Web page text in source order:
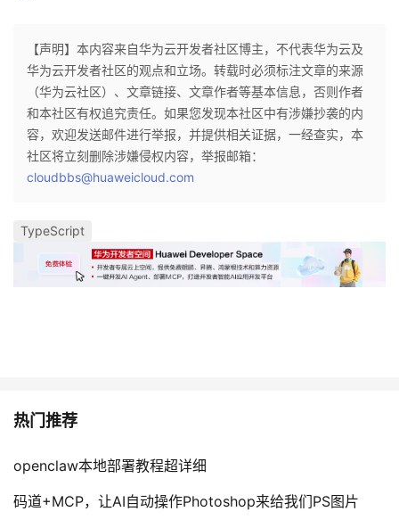
【声明】本内容来自华为云开发者社区博主，不代表华为云及
华为云开发者社区的观点和立场。转载时必须标注文章的来源
（华为云社区）、文章链接、文章作者等基本信息，否则作者
和本社区有权追究责任。如果您发现本社区中有涉嫌抄袭的内
容，欢迎发送邮件进行举报，并提供相关证据，一经查实，本
社区将立刻删除涉嫌侵权内容，举报邮箱：
cloudbbs@huaweicloud.com
TypeScript
热门推荐
openclaw本地部署教程超详细
码道+MCP，让AI自动操作Photoshop来给我们PS图片